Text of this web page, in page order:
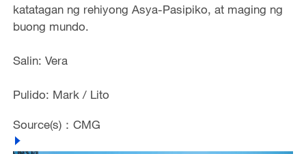
katatagan ng rehiyong Asya-Pasipiko, at maging ng
buong mundo.
Salin: Vera
Pulido: Mark / Lito
Source(s)：CMG